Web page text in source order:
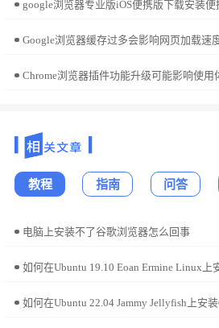
教程 指南 问答
电脑上安装不了谷歌浏览器怎么回事